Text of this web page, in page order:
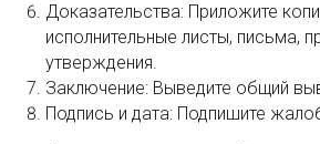
Доказательства: Приложите
исполнительные листы, письма,
утверждения.
Заключение: Выведите общий
Подпись и дата: Подпишите